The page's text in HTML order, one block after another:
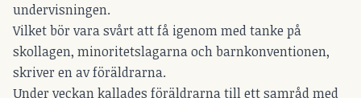
undervisningen.
Vilket bör vara svårt att få igenom med tanke på
skollagen, minoritetslagarna och barnkonventionen,
skriver en av föräldrarna.
Under veckan kallades föräldrarna till ett samråd med